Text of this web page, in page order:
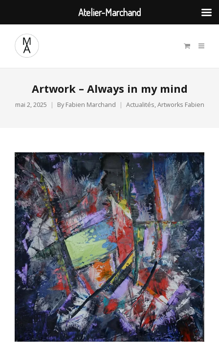
Artwork – Always in my mind
mai 2, 2025 By Fabien Marchand Actualités,Artworks Fabien
Atelier-Marchand